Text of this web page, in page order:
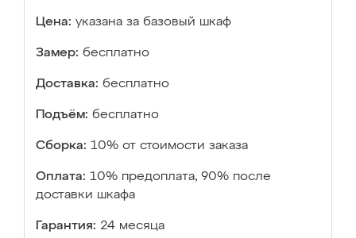
Цена: указана за базовый шкаф
Замер: бесплатно
Доставка: бесплатно
Подъём: бесплатно
Сборка: 10% от стоимости заказа
Оплата: 10% предоплата, 90% после
доставки шкафа
Гарантия: 24 месяца